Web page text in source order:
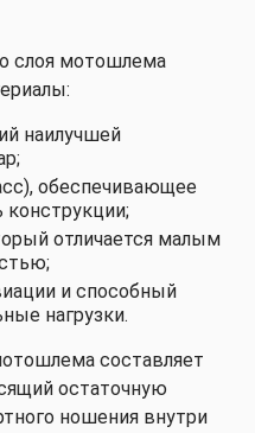
слоя мотошлема
наилучшей
обеспечивающее
конструкции;
отличается малым
и способный
нагрузки.
составляет
остаточную
ношения внутри